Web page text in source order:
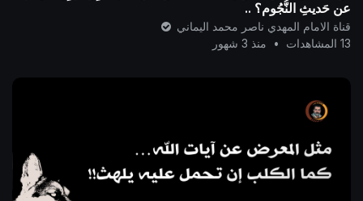
عن حَديثِ النُّجُوم؟ ..
قناة الامام المهدي ناصر محمد اليماني
13 المشاهدات
• منذ 3 شهور